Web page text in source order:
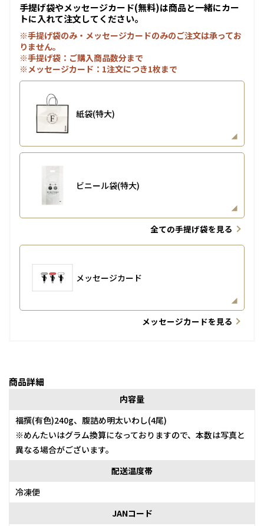
手提げ袋やメッセージカード(無料)は商品と一緒にカー
トに入れて注文してください。
※手提げ袋のみ・メッセージカードのみのご注文は承ってお
りません。
※手提げ袋：ご購入商品数分まで
※メッセージカード：1注文につき1枚まで
紙袋(特大)
ビニール袋(特大)
全ての手提げ袋を見る
メッセージカード
メッセージカードを見る
商品詳細
内容量
福撰(有色)240g、腹詰め明太いわし(4尾)
※めんたいはグラム換算になっておりますので、本数は写真と
異なる場合がございます。
配送温度帯
冷凍便
JANコード